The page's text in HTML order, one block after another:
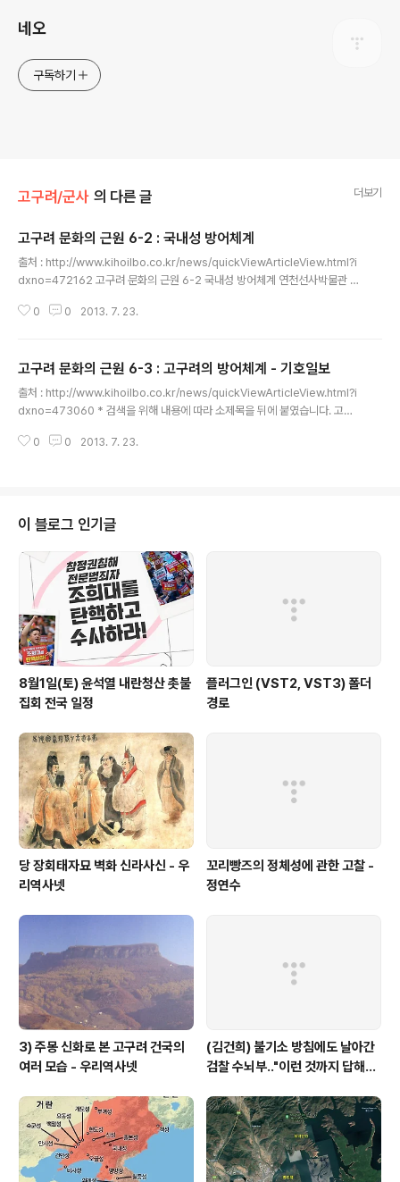
네오
구독하기
고구려/군사 의 다른 글 더보기
고구려 문화의 근원 6-2 : 국내성 방어체계
출처 : http://www.kihoilbo.co.kr/news/quickViewArticleView.html?i
dxno=472162 고구려 문화의 근원 6-2 국내성 방어체계 연천선사박물관 관
왕조는 왕성(王城)을 중심으로 군사시설 3곳을 설치했다. 성[城堡, 성보], 요
평원성(平原城)과 산성(山城)을 결합시켜 방어진지를 구축했다. 예로 국내성
(國內城)을 왕도(王都)로 구출할 때에 유리명황이 스스로 순시해 정밀조사를
실시해 정치·군사·경제와 자연조건이 결합하..
0 0 2013. 7. 23.
고구려 문화의 근원 6-3 : 고구려의 방어체계 - 기호일보
출처 : http://www.kihoilbo.co.kr/news/quickViewArticleView.html?i
dxno=473060 * 검색을 위해 내용에 따라 소제목을 뒤에 붙였습니다. 고구
9일 (목) 기호일보 webmaster@kihoilbo.co.kr 고구려 전 지역의 방어시설
작용은 요하 서쪽지역의 전쟁 상황 감시와 부대 이동 지시, 전투 준비 등이다. 기
원 598년에 중국 수(隋)나라..
0 0 2013. 7. 23.
이 블로그 인기글
8월1일(토) 윤석열 내란청산 촛불
집회 전국 일정
플러그인 (VST2, VST3) 폴더
경로
당 장회태자묘 벽화 신라사신 - 우
리역사넷
꼬리빵즈의 정체성에 관한 고찰 -
정연수
3) 주몽 신화로 본 고구려 건국의
여러 모습 - 우리역사넷
(김건희) 불기소 방침에도 날아간
검찰 수뇌부‥"이런 것까지 답해야